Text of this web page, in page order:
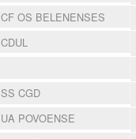
CF OS BELENENSES
CDUL
SS CGD
UA POVOENSE